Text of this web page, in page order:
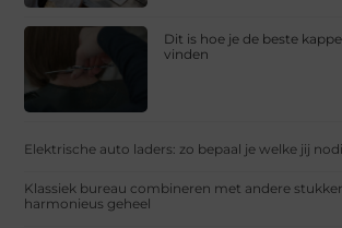
Dit is hoe je de beste
vinden
Elektrische auto laders: zo bepaal je welke jij
Klassiek bureau combineren met andere
harmonieus geheel